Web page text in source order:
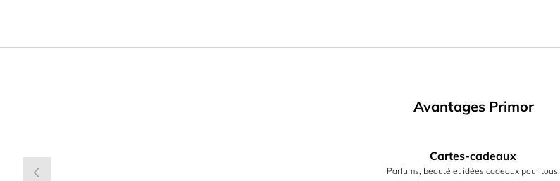
Avantages Primor
Cartes-cadeaux
Parfums, beauté et idées cadeaux pour tous.